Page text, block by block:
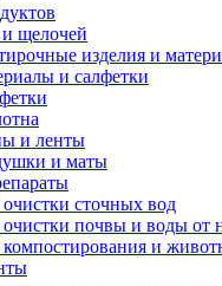
щелочей
и салфетки
и ленты
и маты
сточных вод
почвы и воды от
и